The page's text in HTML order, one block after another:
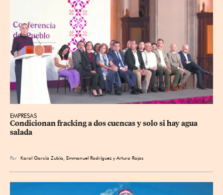
EMPRESAS
Condicionan fracking a dos cuencas y solo si hay agua
salada
Por Karol García Zubía Emmanuel Rodríguez yArturo Rojas